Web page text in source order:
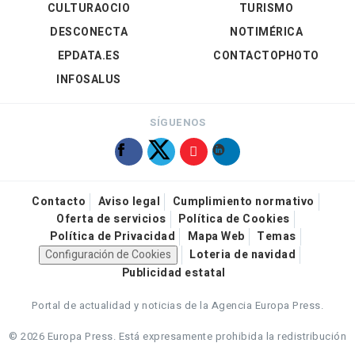
CULTURAOCIO
DESCONECTA
EPDATA.ES
INFOSALUS
TURISMO
NOTIMÉRICA
CONTACTOPHOTO
SÍGUENOS
Contacto Aviso legal
Cumplimiento normativo
Oferta de servicios
Política de Cookies
Política de Privacidad
Mapa Web
Temas
Configuración de Cookies
Loteria de navidad
Publicidad estatal
Portal de actualidad y noticias de la Agencia Europa Press.
© 2026 Europa Press. Está expresamente prohibida la redistribución